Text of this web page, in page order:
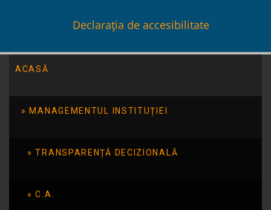
Declarația de accesibilitate
ACASĂ
MANAGEMENTUL INSTITUȚIEI
TRANSPARENȚĂ DECIZIONALĂ
C.A.
Literară „ Îmi ZICI o